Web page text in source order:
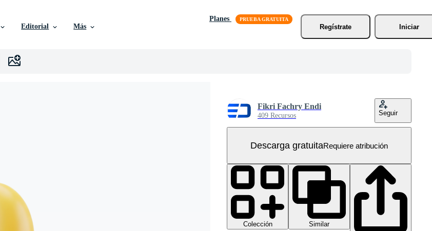
Editorial Más
Planes
Regístrate
Iniciar
Fikri Fachry Endi
409 Recursos Seguir
Descarga gratuitaRequiere atribución
Colección
Similar